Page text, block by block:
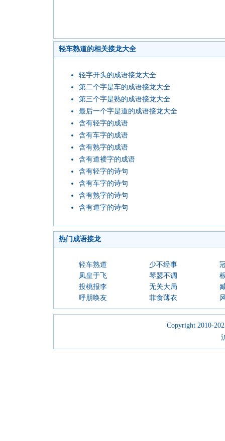
轻车熟道的相关接龙大全
轻字开头的成语接龙大全
第二个字是车的成语接龙大全
第三个字是熟的成语接龙大全
最后一个字是道的成语接龙大全
含有轻字的成语
含有车字的成语
含有熟字的成语
含有道褛字的成语
含有轻字的诗句
含有车字的诗句
含有熟字的诗句
含有道字的诗句
热门成语接龙
轻车熟道 少不经事
凤皇于飞
琴瑟不调
投桃报李
无关大局
呼朋唤友
菲食薄衣
Copyright 2010-